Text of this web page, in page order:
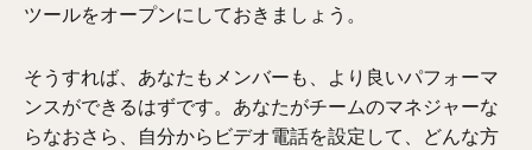
ツールをオープンにしておきましょう。
そうすれば、あなたもメンバーも、より良いパフォーマ
ンスができるはずです。あなたがチームのマネジャーな
らなおさら、自分からビデオ電話を設定して、どんな方